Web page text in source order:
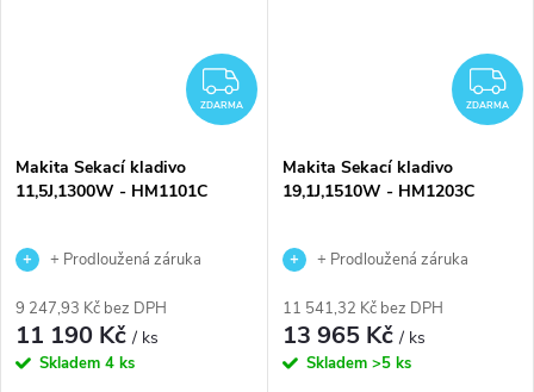
ZDARMA
ZDARMA
Makita Sekací kladivo
11,5J,1300W - HM1101C
+ Prodloužená záruka
9 247,93 Kč bez DPH
11 190 Kč/ ks
Skladem 4 ks
ZDARMA
Makita Sekací kladivo
19,1J,1510W - HM1203C
+ Prodloužená záruka
11 541,32 Kč bez DPH
13 965 Kč/ ks
Skladem >5 ks